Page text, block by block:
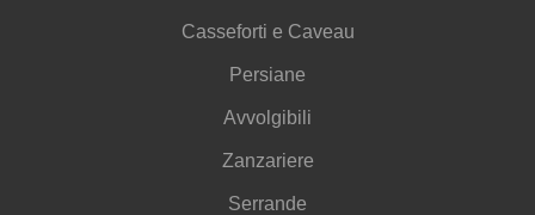
Casseforti e Caveau
Persiane
Avvolgibili
Zanzariere
Serrande